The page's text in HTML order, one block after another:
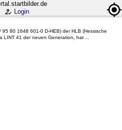
Login
80 1648 601-0 D-HEB) der HLB (Hessische
LINT 41 der neuen Generation, hat ...